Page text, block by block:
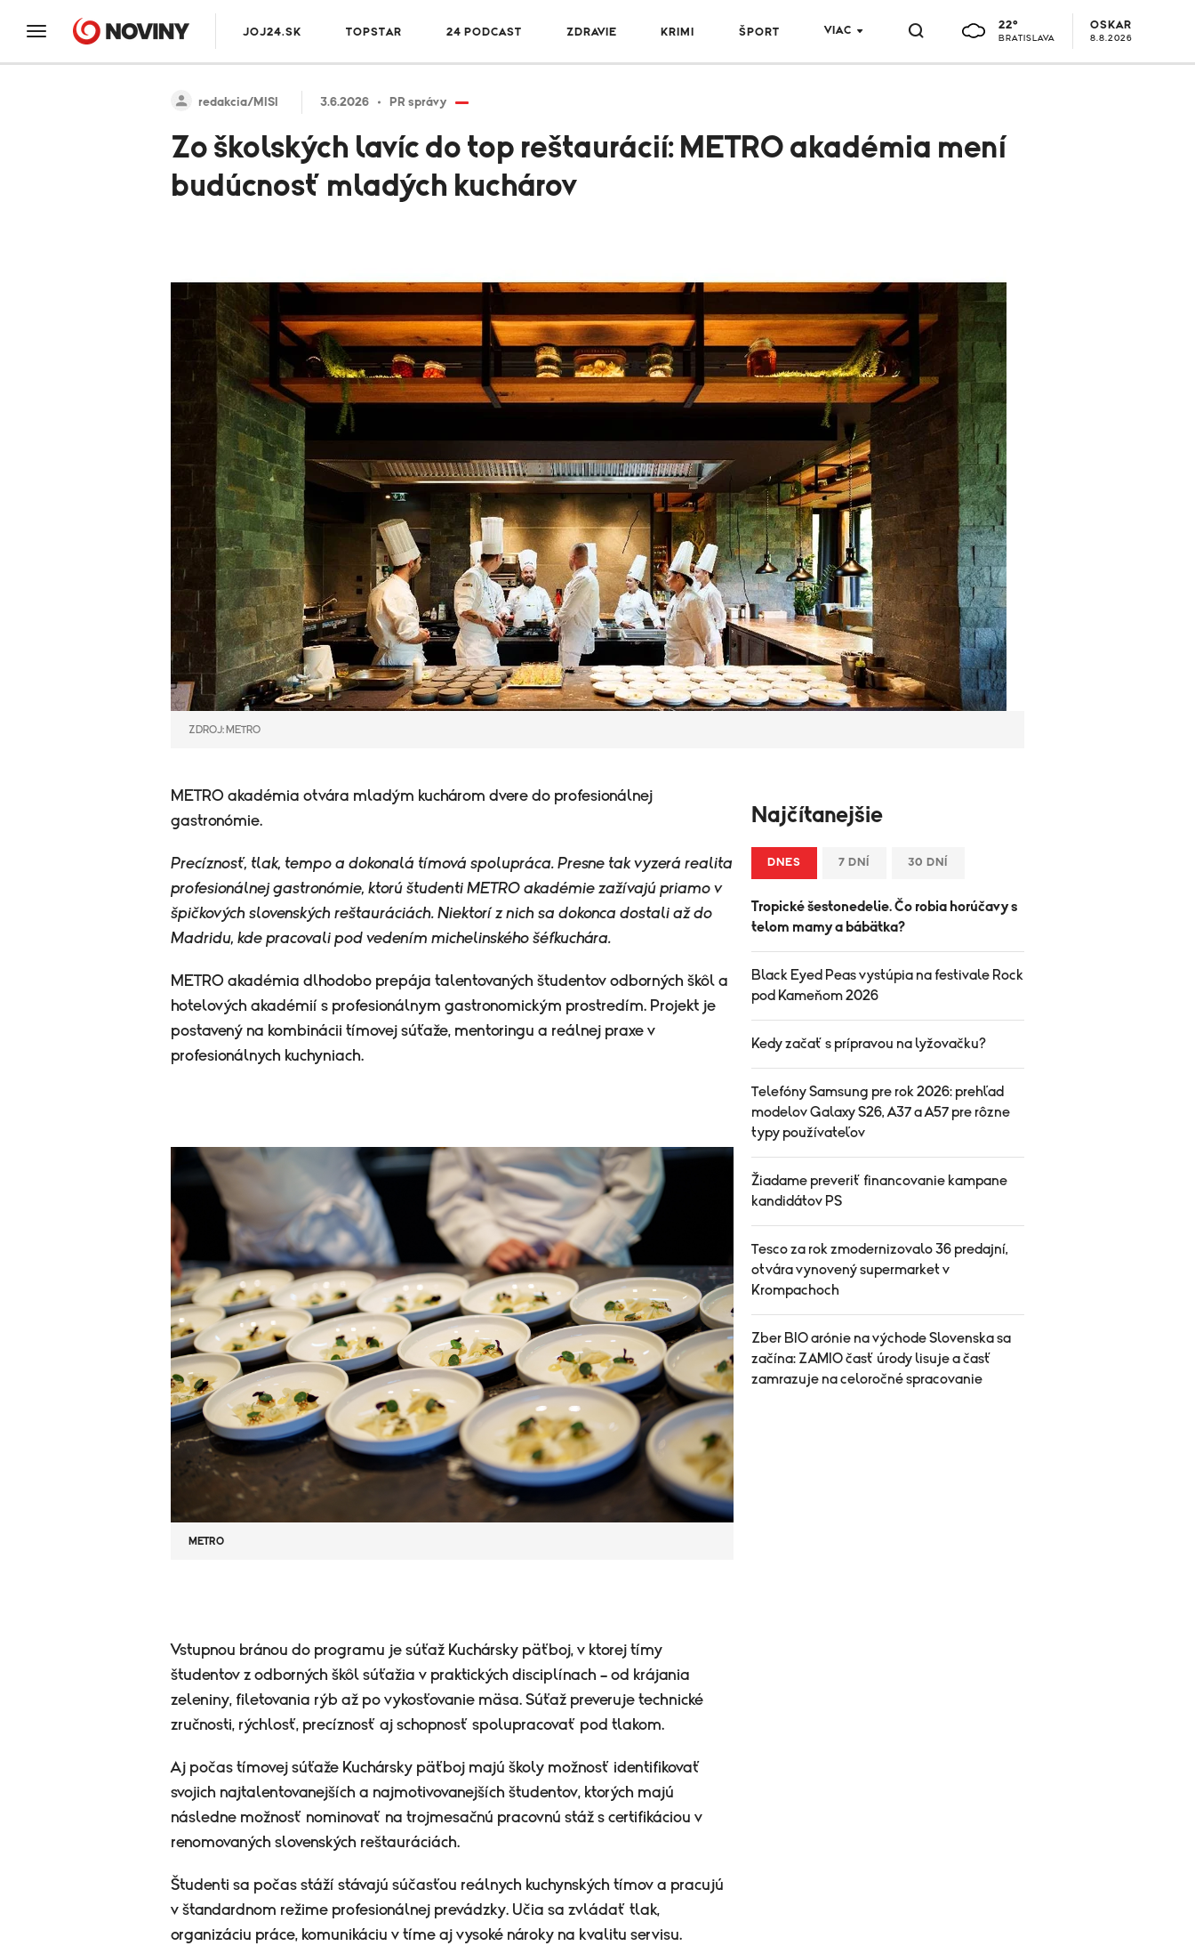
JOJ24.SK TOPSTAR 24 PODCAST ZDRAVIE KRIMI ŠPORT VIAC 22°
BRATISLAVA
OSKAR
8.8.2026
redakcia/MISI 3.6.2026 PR správy
Zo školských lavíc do top reštaurácií: METRO akadémia mení
budúcnosť mladých kuchárov
ZDROJ: METRO
METRO akadémia otvára mladým kuchárom dvere do profesionálnej
gastronómie.
Precíznosť, tlak, tempo a dokonalá tímová spolupráca. Presne tak vyzerá realita
profesionálnej gastronómie, ktorú študenti METRO akadémie zažívajú priamo v
špičkových slovenských reštauráciách. Niektorí z nich sa dokonca dostali až do
Madridu, kde pracovali pod vedením michelinského šéfkuchára.
METRO akadémia dlhodobo prepája talentovaných študentov odborných škôl a
hotelových akadémií s profesionálnym gastronomickým prostredím. Projekt je
postavený na kombinácii tímovej súťaže, mentoringu a reálnej praxe v
profesionálnych kuchyniach.
METRO
Vstupnou bránou do programu je súťaž Kuchársky päťboj, v ktorej tímy
študentov z odborných škôl súťažia v praktických disciplínach – od krájania
zeleniny, filetovania rýb až po vykosťovanie mäsa. Súťaž preveruje technické
zručnosti, rýchlosť, precíznosť aj schopnosť spolupracovať pod tlakom.
Aj počas tímovej súťaže Kuchársky päťboj majú školy možnosť identifikovať
svojich najtalentovanejších a najmotivovanejších študentov, ktorých majú
následne možnosť nominovať na trojmesačnú pracovnú stáž s certifikáciou v
renomovaných slovenských reštauráciách.
Študenti sa počas stáží stávajú súčasťou reálnych kuchynských tímov a pracujú
v štandardnom režime profesionálnej prevádzky. Učia sa zvládať tlak,
organizáciu práce, komunikáciu v tíme aj vysoké nároky na kvalitu servisu.
Najčítanejšie
DNES 7 DNÍ 30 DNÍ
Tropické šestonedelie. Čo robia horúčavy s
telom mamy a bábätka?
Black Eyed Peas vystúpia na festivale Rock
pod Kameňom 2026
Kedy začať s prípravou na lyžovačku?
Telefóny Samsung pre rok 2026: prehľad
modelov Galaxy S26, A37 a A57 pre rôzne
typy používateľov
Žiadame preveriť financovanie kampane
kandidátov PS
Tesco za rok zmodernizovalo 36 predajní,
otvára vynovený supermarket v
Krompachoch
Zber BIO arónie na východe Slovenska sa
začína: ZAMIO časť úrody lisuje a časť
zamrazuje na celoročné spracovanie